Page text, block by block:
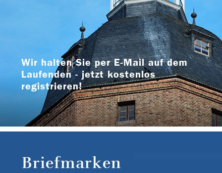
Wir halten Sie per E-Mail auf dem
Laufenden - jetzt kostenlos
registrieren!
Briefmarken